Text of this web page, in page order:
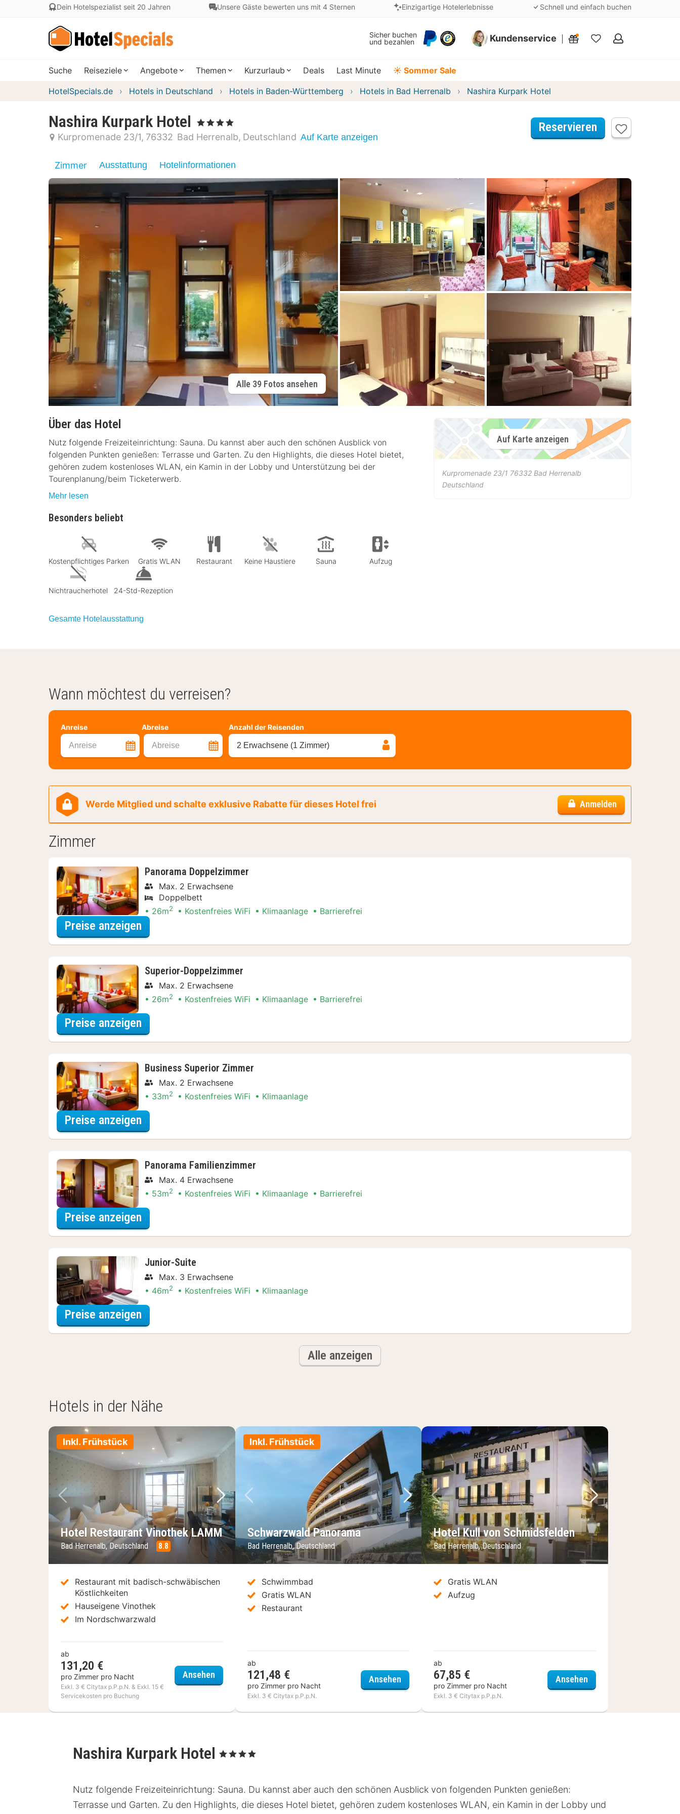
Dein Hotelspezialist seit 20 Jahren Unsere Gäste bewerten uns mit 4 Sternen Einzigartige Hotelerlebnisse Schnell und einfach buchen
Sicher buchen
und bezahlen
Kundenservice
Meine
Suche Reiseziele Angebote Themen Kurzurlaub Deals Last Minute ☀️ Sommer Sale
HotelSpecials.de Hotels in Deutschland Hotels in Baden-Württemberg Hotels in Bad Herrenalb Nashira Kurpark Hotel
Nashira Kurpark Hotel , 4 Sterne
Kurpromenade 23/1 76332 Bad Herrenalb Deutschland Auf Karte anzeigen
Reservieren
Zimmer Ausstattung Hotelinformationen
Alle 39 Fotos ansehen
Über das Hotel
Nutz folgende Freizeiteinrichtung: Sauna. Du kannst aber auch den schönen Ausblick von
folgenden Punkten genießen: Terrasse und Garten. Zu den Highlights, die dieses Hotel bietet,
gehören zudem kostenloses WLAN, ein Kamin in der Lobby und Unterstützung bei der
Tourenplanung/beim Ticketerwerb.
Mehr lesen
Besonders beliebt
Kostenpflichtiges Parken Gratis WLAN Restaurant Keine Haustiere Sauna Aufzug
Nichtraucherhotel 24-Std-Rezeption
Gesamte Hotelausstattung
Auf Karte anzeigen
Kurpromenade 23/1 76332 Bad Herrenalb
Deutschland
Wann möchtest du verreisen?
Anreise Abreise
Anreise Abreise
Anzahl der Reisenden
2 Erwachsene (1 Zimmer)
Werde Mitglied und schalte exklusive Rabatte für dieses Hotel frei Anmelden
Zimmer
Panorama Doppelzimmer
Max. 2 Erwachsene
Doppelbett
26m2 Kostenfreies WiFi Klimaanlage Barrierefrei
Preise anzeigen
Superior-Doppelzimmer
Max. 2 Erwachsene
26m2 Kostenfreies WiFi Klimaanlage Barrierefrei
Preise anzeigen
Business Superior Zimmer
Max. 2 Erwachsene
33m2 Kostenfreies WiFi Klimaanlage
Preise anzeigen
Panorama Familienzimmer
Max. 4 Erwachsene
53m2 Kostenfreies WiFi Klimaanlage Barrierefrei
Preise anzeigen
Junior-Suite
Max. 3 Erwachsene
46m2 Kostenfreies WiFi Klimaanlage
Preise anzeigen
Alle anzeigen
Hotels in der Nähe
Inkl. Frühstück
Vorheriges Bild
Nächstes Bild
Hotel Restaurant Vinothek LAMM
Bad Herrenalb, Deutschland 8.8
Restaurant mit badisch-schwäbischen
Köstlichkeiten
Hauseigene Vinothek
Im Nordschwarzwald
ab
131,20 €
pro Zimmer pro Nacht
Exkl. 3 € Citytax p.P.p.N. & Exkl. 15 €
Servicekosten pro Buchung
AnsehenHotel Restaurant Vinothek LAMM
Inkl. Frühstück
Vorheriges Bild
Nächstes Bild
Schwarzwald Panorama
Bad Herrenalb, Deutschland
Schwimmbad
Gratis WLAN
Restaurant
ab
121,48 €
pro Zimmer pro Nacht
Exkl. 3 € Citytax p.P.p.N.
Ansehen Schwarzwald Panorama
Vorheriges Bild
Nächstes Bild
Hotel Kull von Schmidsfelden
Bad Herrenalb, Deutschland
Gratis WLAN
Aufzug
ab
67,85 €
pro Zimmer pro Nacht
Exkl. 3 € Citytax p.P.p.N.
AnsehenHotel Kull von
Nashira Kurpark Hotel , 4 Sterne
Nutz folgende Freizeiteinrichtung: Sauna. Du kannst aber auch den schönen Ausblick von folgenden Punkten genießen:
Terrasse und Garten. Zu den Highlights, die dieses Hotel bietet, gehören zudem kostenloses WLAN, ein Kamin in der Lobby und